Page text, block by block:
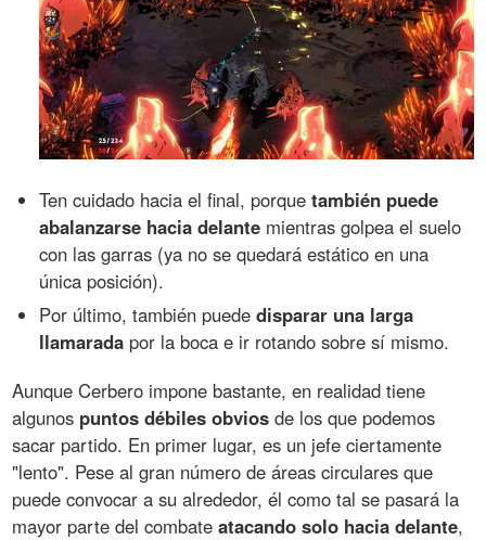
Ten cuidado hacia el final, porquetambién puede
abalanzarse hacia delante mientras golpea el suelo
con las garras (ya no se quedará estático en una
única posición).
Por último, también puededisparar una larga
llamarada por la boca e ir rotando sobre sí mismo.
Aunque Cerbero impone bastante, en realidad tiene
algunos puntos débiles obvios de los que podemos
sacar partido. En primer lugar, es un jefe ciertamente
"lento". Pese al gran número de áreas circulares que
puede convocar a su alrededor, él como tal se pasará la
mayor parte del combateatacando solo hacia delante,